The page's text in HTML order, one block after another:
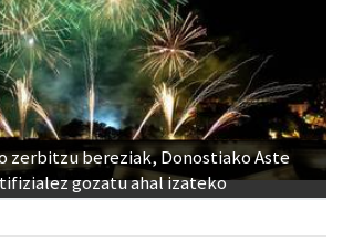
zerbitzu bereziak, Donostiako Aste
gozatu ahal izateko